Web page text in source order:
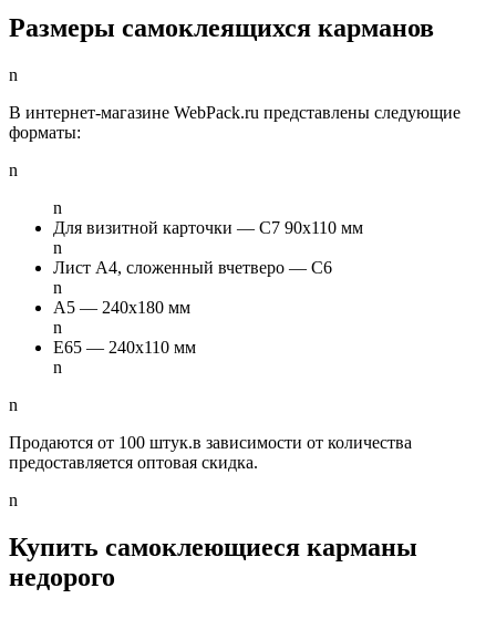
Размеры самоклеящихся карманов
n
В интернет-магазине WebPack.ru представлены следующие
форматы:
n
n
Для визитной карточки — C7 90х110 мм
n
Лист А4, сложенный вчетверо — C6
n
А5 — 240x180 мм
n
E65 — 240х110 мм
n
n
Продаются от 100 штук.в зависимости от количества
предоставляется оптовая скидка.
n
Купить самоклеющиеся карманы
недорого